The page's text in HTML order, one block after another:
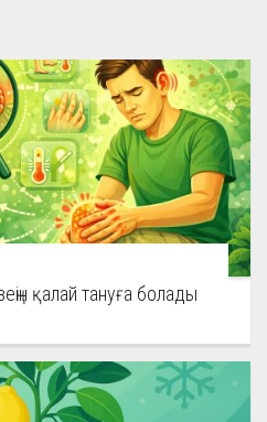
қалай тануға болады